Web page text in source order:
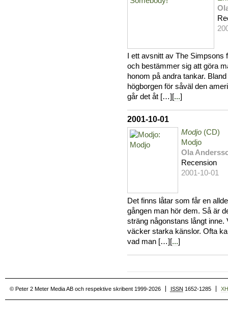
I ett avsnitt av The
och bestämmer sig att göra
honom på andra tankar.
högborgen för såväl den
går det åt […][...]
2001-10-01
Modjo (CD)
Modjo
Ola
Recension
2001-10-01
Det finns låtar som får en
gången man hör dem. Så är
sträng någonstans långt
väcker starka känslor. Ofta
vad man […][...]
© Peter 2 Meter Media AB och respektive skribent 1999-2026 ISSN 1652-1285